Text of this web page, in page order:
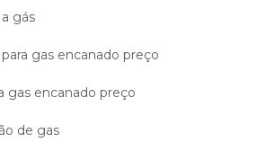
gás
gas encanado preço
gas encanado preço
de gas